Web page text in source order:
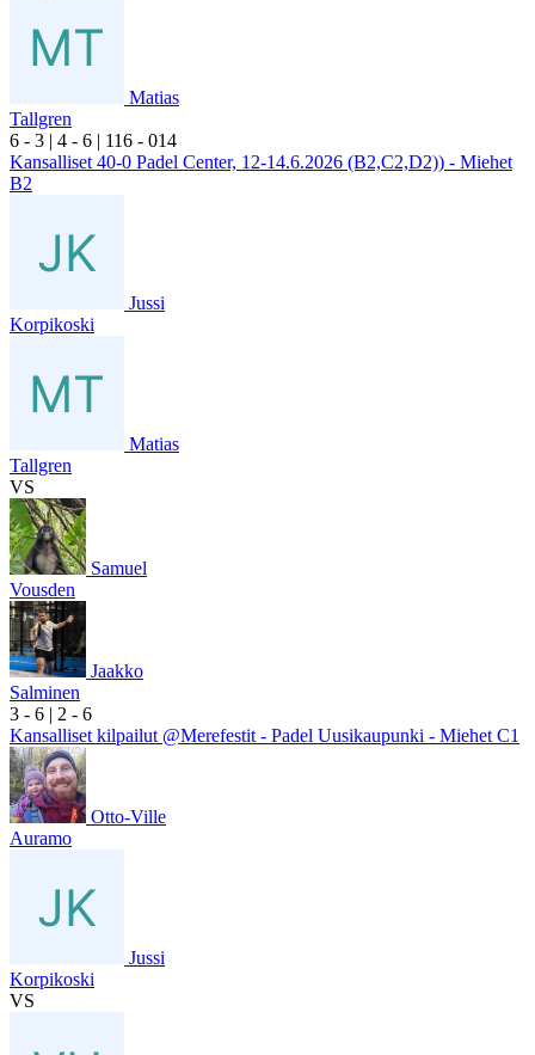
Matias
Tallgren
6 - 3 | 4 - 6 | 116 - 014
Kansalliset 40-0 Padel Center, 12-14.6.2026 (B2,C2,D2)) - Miehet
B2
Jussi
Korpikoski
Matias
Tallgren
VS
Samuel
Vousden
Jaakko
Salminen
3 - 6 | 2 - 6
Kansalliset kilpailut @Merefestit - Padel Uusikaupunki - Miehet C1
Otto-Ville
Auramo
Jussi
Korpikoski
VS